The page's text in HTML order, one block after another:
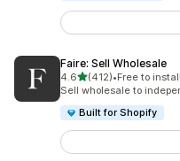
Faire: Sell Wholesale
4.6별 5개 중
(412)
총 리뷰 412개
•Free to install
Sell wholesale to
Built for Shopify